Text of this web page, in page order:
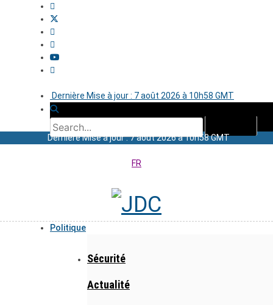
Dernière Mise à jour : 7 août 2026 à 10h58 GMT
Dernière Mise à jour : 7 août 2026 à 10h58 GMT
FR
Politique
Sécurité
Actualité